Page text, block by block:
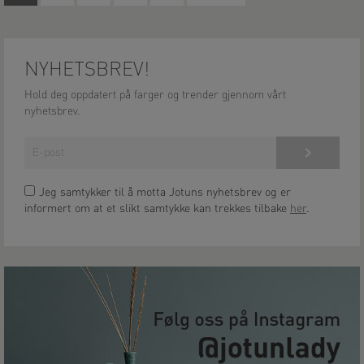
NYHETSBREV!
Hold deg oppdatert på farger og trender gjennom vårt
nyhetsbrev.
Jeg samtykker til å motta Jotuns nyhetsbrev og er
informert om at et slikt samtykke kan trekkes tilbake her.